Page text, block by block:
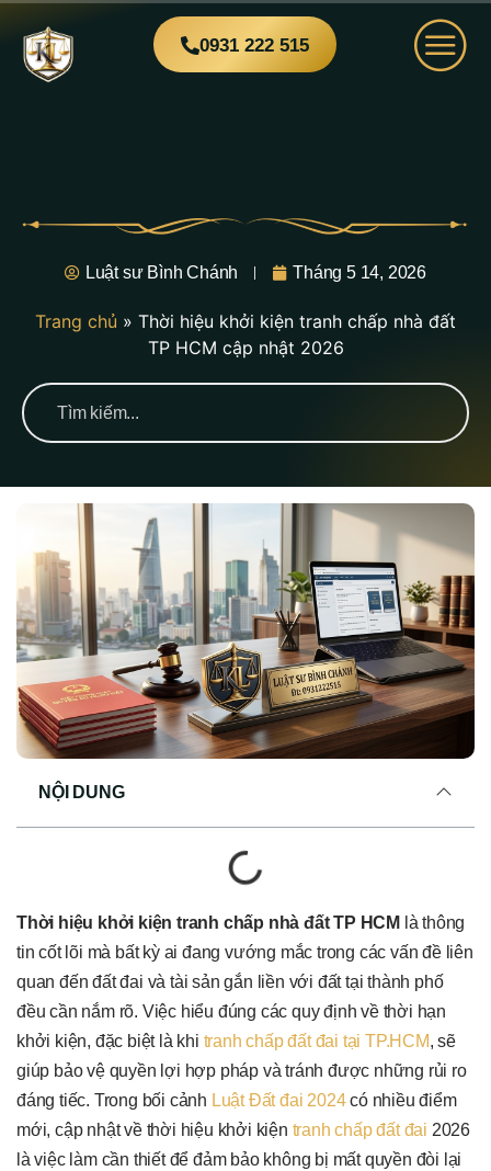
0931 222 515
Luật sư Bình Chánh Tháng 5 14, 2026
Trang chủ » Thời hiệu khởi kiện tranh chấp nhà đất
TP HCM cập nhật 2026
NỘI DUNG
Thời hiệu khởi kiện tranh chấp nhà đất TP HCM là thông
tin cốt lõi mà bất kỳ ai đang vướng mắc trong các vấn đề liên
quan đến đất đai và tài sản gắn liền với đất tại thành phố
đều cần nắm rõ. Việc hiểu đúng các quy định về thời hạn
khởi kiện, đặc biệt là khi tranh chấp đất đai tại TP.HCM, sẽ
giúp bảo vệ quyền lợi hợp pháp và tránh được những rủi ro
đáng tiếc. Trong bối cảnh Luật Đất đai 2024có nhiều điểm
mới, cập nhật về thời hiệu khởi kiện tranh chấp đất đai 2026
là việc làm cần thiết để đảm bảo không bị mất quyền đòi lại